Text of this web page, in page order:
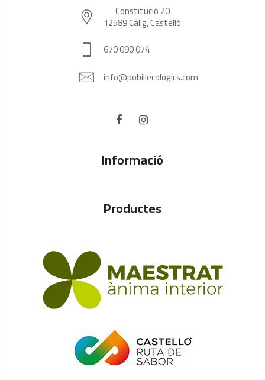
Constitució 20
12589 Càlig, Castelló
670 090 074
info@pobillecologics.com
Informació
Productes